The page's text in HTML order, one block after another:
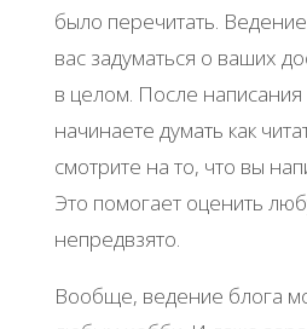
было перечитать.
вас задуматься о ваших
в целом. После написания
начинаете думать как
смотрите на то, что вы
Это помогает оценить
непредвзято.
Вообще, ведение блога